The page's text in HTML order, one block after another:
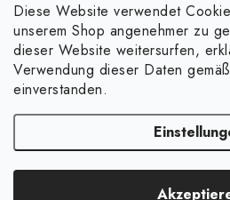
Diese Website verwendet
unserem Shop angenehmer zu
dieser Website weitersurfen,
Verwendung dieser Daten
einverstanden.
Zahlung per PayPal
Nachnahme
Copyright 2026GrünGarten.de. Alle
Einstellungen